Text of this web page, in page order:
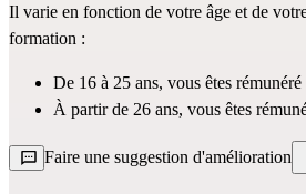
Il varie en fonction de votre âge et de
formation :
De 16 à 25 ans, vous êtes
À partir de 26 ans, vous êtes
Faire une suggestion d'amélioration